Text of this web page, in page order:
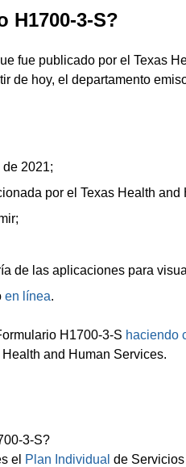
H1700-3-S?
fue publicado por el Texas
de hoy, el departamento
2021;
por el Texas Health and
de las aplicaciones para
en línea.
H1700-3-S haciendo
and Human Services.
3-S?
el Plan Individual de